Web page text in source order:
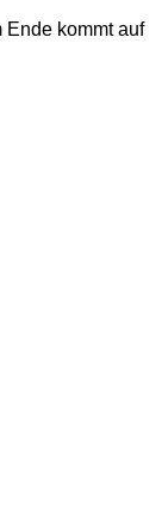
Ende kommt auf